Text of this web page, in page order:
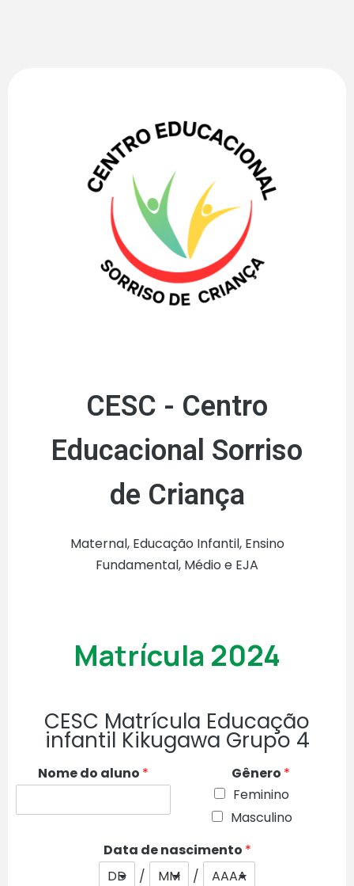
CESC - Centro
Educacional Sorriso
de Criança
Maternal, Educação Infantil, Ensino
Fundamental, Médio e EJA
Matrícula 2024
CESC Matrícula Educação
infantil Kikugawa Grupo 4
Nome do aluno * Gênero *
Feminino
Masculino
Data de nascimento *
/
/